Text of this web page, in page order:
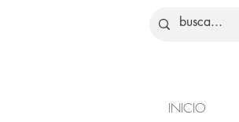
INICIO